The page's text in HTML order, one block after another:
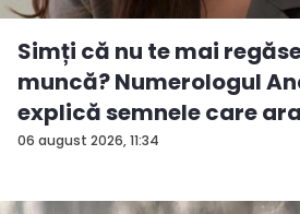
06 august 2026, 11:34
Simți că nu te mai
muncă? Numerologul
explică semnele care